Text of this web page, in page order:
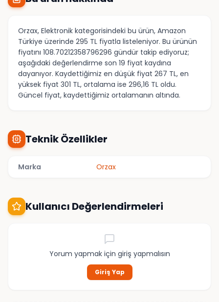
Orzax, Elektronik kategorisindeki bu ürün, Amazon
Türkiye üzerinde 295 TL fiyatla listeleniyor. Bu ürünün
fiyatını 108.70212358796296 gündür takip ediyoruz;
aşağıdaki değerlendirme son 19 fiyat kaydına
dayanıyor. Kaydettiğimiz en düşük fiyat 267 TL, en
yüksek fiyat 301 TL, ortalama ise 296,16 TL oldu.
Güncel fiyat, kaydettiğimiz ortalamanın altında.
Teknik Özellikler
Marka Orzax
Kullanıcı Değerlendirmeleri
Yorum yapmak için giriş yapmalısın
Giriş Yap